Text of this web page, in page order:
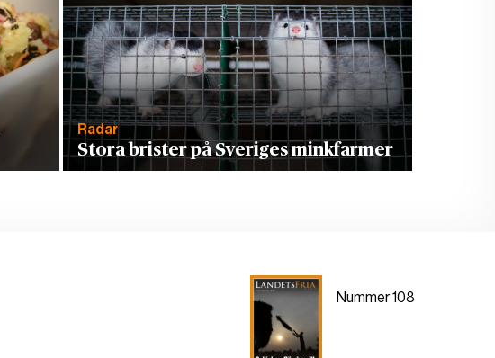
Radar
Stora brister på Sveriges minkfarmer
Nummer 108